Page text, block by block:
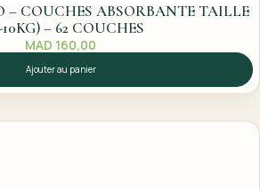
– COUCHES ABSORBANTE TAILLE
10KG) – 62 COUCHES
MAD 160,00
Ajouter au panier